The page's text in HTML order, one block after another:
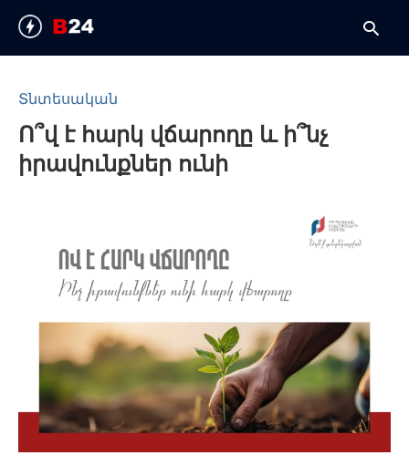
Տնտեսական
Ո՞վ է հարկ վճարողը և ի՞նչ
իրավունքներ ունի